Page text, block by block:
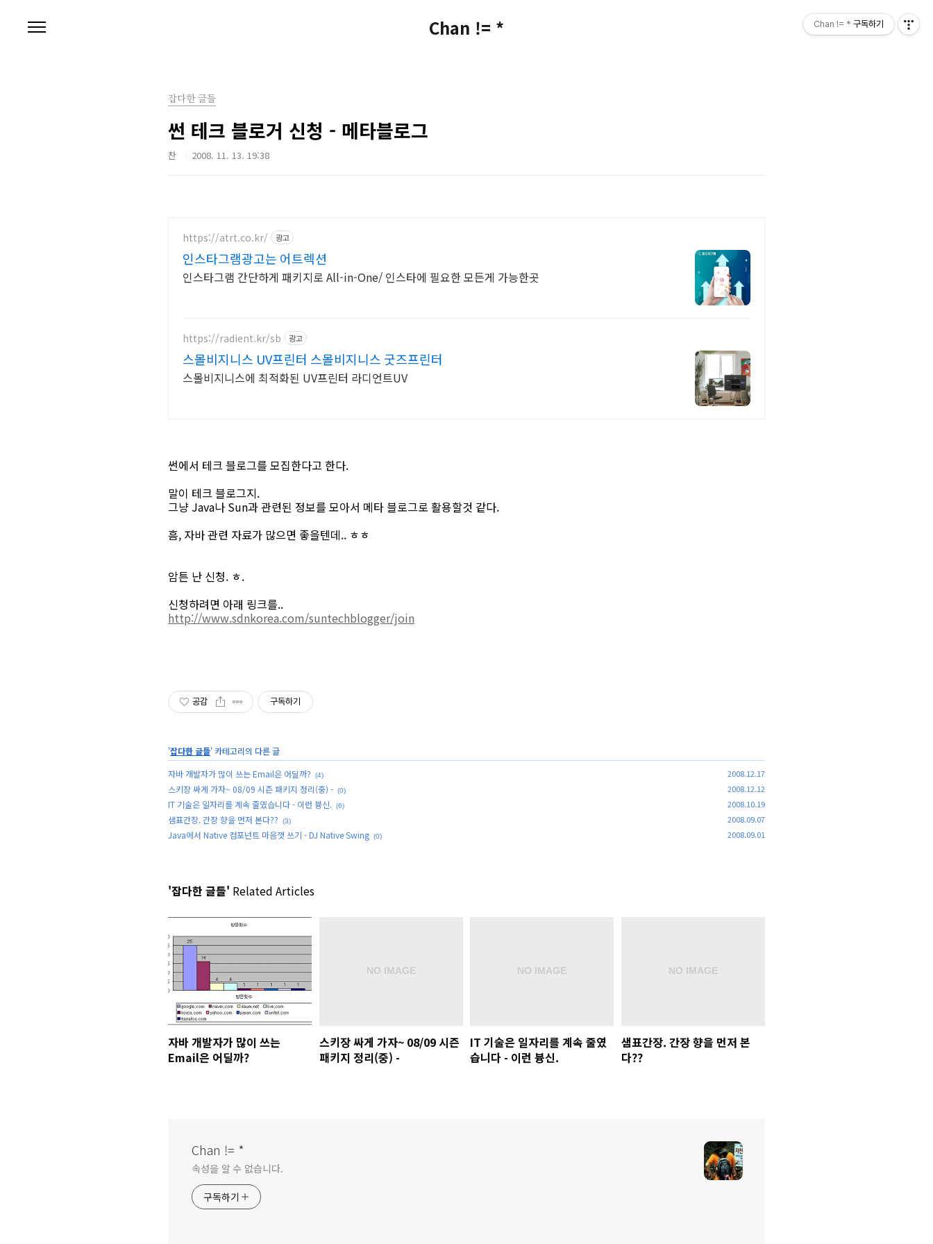
Chan != *
잡다한 글들
썬 테크 블로거 신청 - 메타블로그
찬 2008. 11. 13. 19:38
https://atrt.co.kr/ 광고
인스타그램광고는 어트렉션
인스타그램 간단하게 패키지로 All-in-One/ 인스타에 필요한 모든게 가능한곳
https://radient.kr/sb 광고
스몰비지니스 UV프린터 스몰비지니스 굿즈프린터
스몰비지니스에 최적화된 UV프린터 라디언트UV
썬에서 테크 블로그를 모집한다고 한다.
말이 테크 블로그지.
그냥 Java나 Sun과 관련된 정보를 모아서 메타 블로그로 활용할것 같다.
흠, 자바 관련 자료가 많으면 좋을텐데.. ㅎㅎ
암튼 난 신청. ㅎ.
신청하려면 아래 링크를..
http://www.sdnkorea.com/suntechblogger/join
공감 구독하기
'잡다한 글들' 카테고리의 다른 글
자바 개발자가 많이 쓰는 Email은 어딜까?
(4) 2008.12.17
스키장 싸게 가자~ 08/09 시즌 패키지 정리(중) - (0) 2008.12.12
IT 기술은 일자리를 계속 줄였습니다 - 이런 븅신. (6) 2008.10.19
샘표간장. 간장 향을 먼저 본다?? (3) 2008.09.07
Java에서 Native 컴포넌트 마음껏 쓰기 - DJ Native Swing (0) 2008.09.01
'잡다한 글들' Related Articles
자바 개발자가 많이 쓰는
Email은 어딜까?
스키장 싸게 가자~ 08/09 시즌
패키지 정리(중) -
IT 기술은 일자리를 계속 줄였
습니다 - 이런 븅신.
샘표간장. 간장 향을 먼저 본
다??
Chan != *
속성을 알 수 없습니다.
구독하기
Chan != * 구독하기